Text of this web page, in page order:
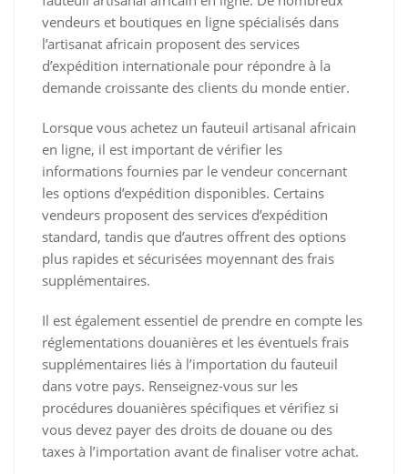
vendeurs et boutiques en ligne spécialisés dans
l’artisanat africain proposent des services
d’expédition internationale pour répondre à la
demande croissante des clients du monde entier.
Lorsque vous achetez un fauteuil artisanal africain
en ligne, il est important de vérifier les
informations fournies par le vendeur concernant
les options d’expédition disponibles. Certains
vendeurs proposent des services d’expédition
standard, tandis que d’autres offrent des options
plus rapides et sécurisées moyennant des frais
supplémentaires.
Il est également essentiel de prendre en compte les
réglementations douanières et les éventuels frais
supplémentaires liés à l’importation du fauteuil
dans votre pays. Renseignez-vous sur les
procédures douanières spécifiques et vérifiez si
vous devez payer des droits de douane ou des
taxes à l’importation avant de finaliser votre achat.